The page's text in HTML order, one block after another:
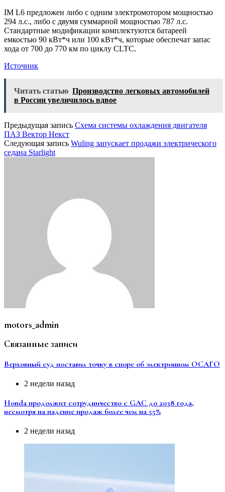
IM L6 предложен либо с одним электромотором мощностью
294 л.с., либо с двумя суммарной мощностью 787 л.с.
Стандартные модификации комплектуются батареей
емкостью 90 кВт*ч или 100 кВт*ч, которые обеспечат запас
хода от 700 до 770 км по циклу CLTC.
Источник
Читать статью Производство легковых автомобилей
в России увеличилось вдвое
Предыдущая запись Схема системы охлаждения двигателя
ПАЗ Вектор Некст
Следующая запись Wuling запускает продажи электрического
седана Starlight
motors_admin
Связанные записи
Верховный суд поставил точку в споре об электронном ОСАГО
2 недели назад
Honda продолжит сотрудничество с GAC до 2038 года,
несмотря на падение продаж более чем на 55%
2 недели назад